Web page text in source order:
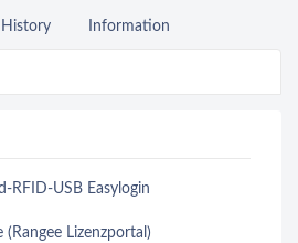
History Information
RFID-USB Easylogin
Lizenzportal)